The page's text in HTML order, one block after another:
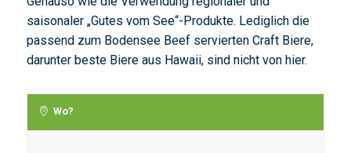
saisonaler „Gutes vom See“-Produkte. Lediglich die
passend zum Bodensee Beef servierten Craft Biere,
darunter beste Biere aus Hawaii, sind nicht von hier.
Wo?